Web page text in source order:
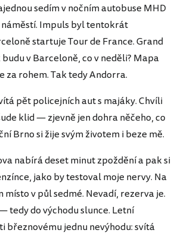
sedím v nočním autobuse MHD
Impuls byl tentokrát
startuje Tour de France. Grand
v Barceloně, co v neděli? Mapa
za rohem. Tak tedy Andorra.
pět policejních aut s majáky. Chvíli
klid — zjevně jen dohra něčeho, co
Brno si žije svým životem i beze mě.
nabírá deset minut zpoždění a pak si
jako by testoval moje nervy. Na
místo v půl sedmé. Nevadí, rezerva je.
tedy do východu slunce. Letní
březnovému jednu nevýhodu: svítá